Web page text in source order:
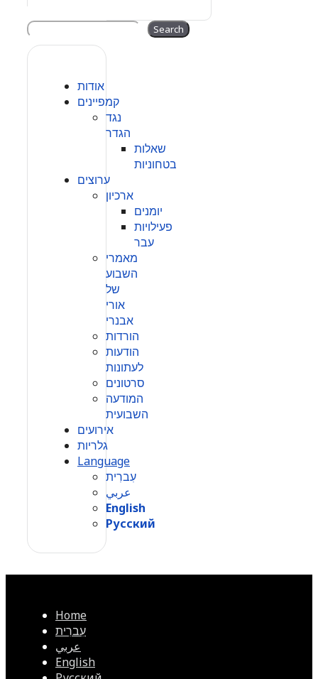
Search Search
אודות
קמפיינים
נגד
הגדר
שאלות
בטחוניות
ערוצים
ארכיון
יומנים
פעילויות
עבר
מאמרי
השבוע
של
אורי
אבנרי
הורדות
הודעות
לעתונות
סרטונים
המודעה
השבועית
אירועים
גלריות
Language
עִברִית
عربي
English
Русский
Home
עִברִית
عربي
English